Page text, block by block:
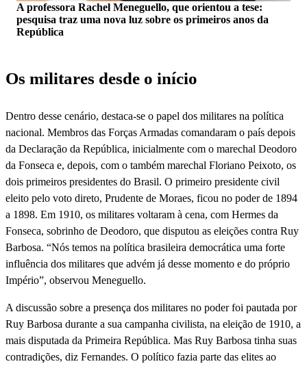
A professora Rachel Meneguello, que orientou a tese:
pesquisa traz uma nova luz sobre os primeiros anos da
República
Os militares desde o início
Dentro desse cenário, destaca-se o papel dos militares na política
nacional. Membros das Forças Armadas comandaram o país depois
da Declaração da República, inicialmente com o marechal Deodoro
da Fonseca e, depois, com o também marechal Floriano Peixoto, os
dois primeiros presidentes do Brasil. O primeiro presidente civil
eleito pelo voto direto, Prudente de Moraes, ficou no poder de 1894
a 1898. Em 1910, os militares voltaram à cena, com Hermes da
Fonseca, sobrinho de Deodoro, que disputou as eleições contra Ruy
Barbosa. “Nós temos na política brasileira democrática uma forte
influência dos militares que advém já desse momento e do próprio
Império”, observou Meneguello.
A discussão sobre a presença dos militares no poder foi pautada por
Ruy Barbosa durante a sua campanha civilista, na eleição de 1910, a
mais disputada da Primeira República. Mas Ruy Barbosa tinha suas
contradições, diz Fernandes. O político fazia parte das elites ao